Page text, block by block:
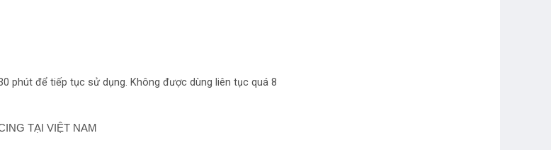
phút để tiếp tục sử dụng. Không được dùng liên tục quá 8
TẠI VIỆT NAM